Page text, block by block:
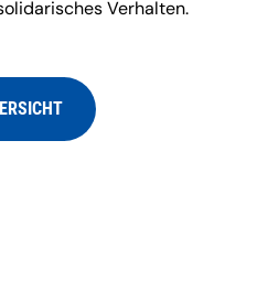
Verhalten.